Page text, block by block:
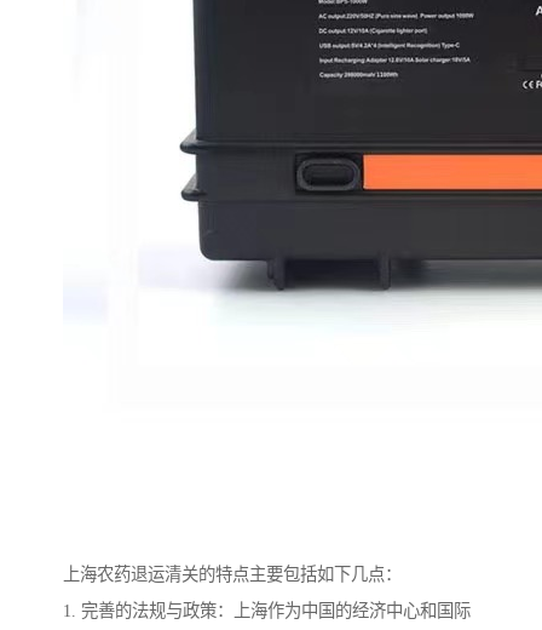
上海农药退运清关的特点主要包括如下几点：
1. 完善的法规与政策：上海作为中国的经济中心和国际